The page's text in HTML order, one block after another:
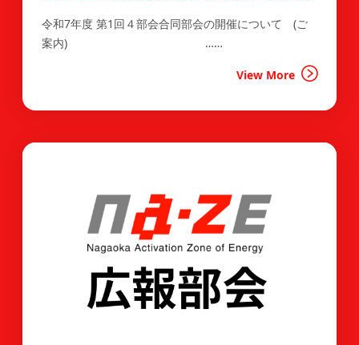
令和7年度 第1回４部会合同部会の開催について (ご
案内) ……
View More